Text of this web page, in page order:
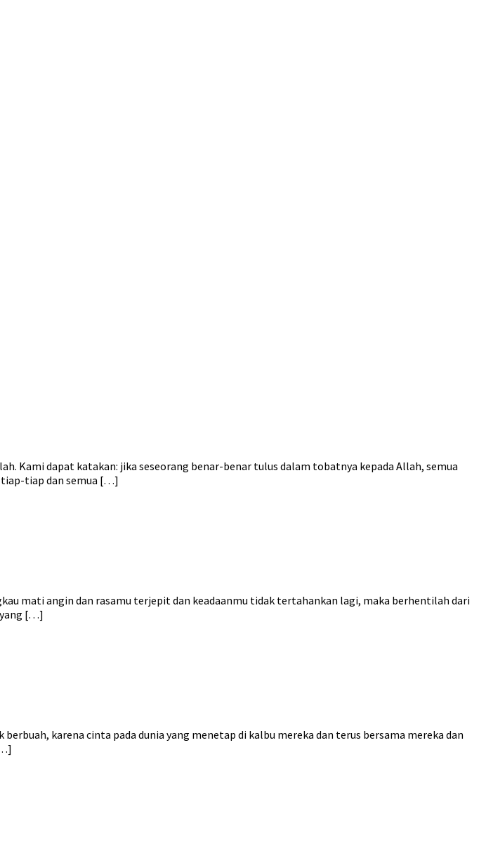
Kami dapat katakan: jika seseorang benar-benar tulus dalam tobatnya kepada Allah, semua
tiap-tiap dan semua […]
mati angin dan rasamu terjepit dan keadaanmu tidak tertahankan lagi, maka berhentilah dari
yang […]
karena cinta pada dunia yang menetap di kalbu mereka dan terus bersama mereka dan